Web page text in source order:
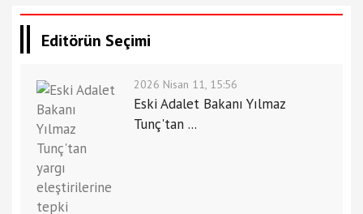
Editörün Seçimi
2026 Nisan 11, 15:56
Eski Adalet Bakanı Yılmaz
Tunç'tan ...